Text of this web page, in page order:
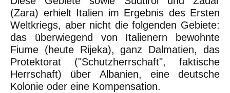
(Zara) erhielt Italien im Ergebnis des Ersten
Weltkriegs, aber nicht die folgenden Gebiete:
das überwiegend von Italienern bewohnte
Fiume (heute Rijeka), ganz Dalmatien, das
Protektorat ("Schutzherrschaft", faktische
Herrschaft) über Albanien, eine deutsche
Kolonie oder eine Kompensation.